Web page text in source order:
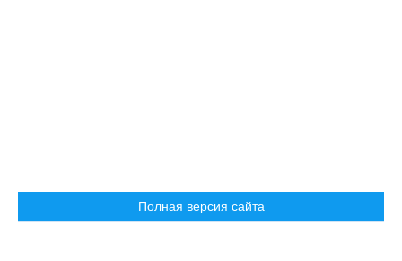
Полная версия сайта